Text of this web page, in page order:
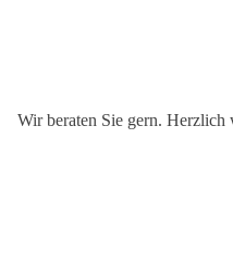
Wir beraten Sie gern.